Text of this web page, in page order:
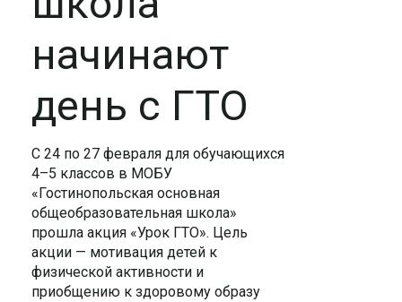
начинают
день с ГТО
С 24 по 27 февраля для обучающихся
4–5 классов в МОБУ
«Гостинопольская основная
общеобразовательная школа»
прошла акция «Урок ГТО». Цель
акции — мотивация детей к
физической активности и
приобщению к здоровому образу